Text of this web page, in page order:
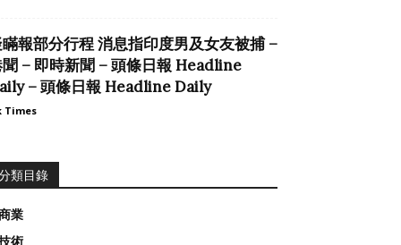
瞞報部分行程 消息指印度男及女友被捕 –
– 即時新聞 – 頭條日報 Headline
– 頭條日報 Headline Daily
Times
類目錄
業
術